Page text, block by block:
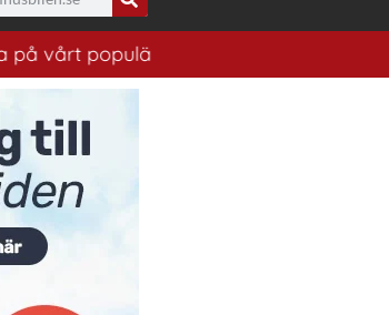
populära nyhetsbrev. Ett bra sätt att